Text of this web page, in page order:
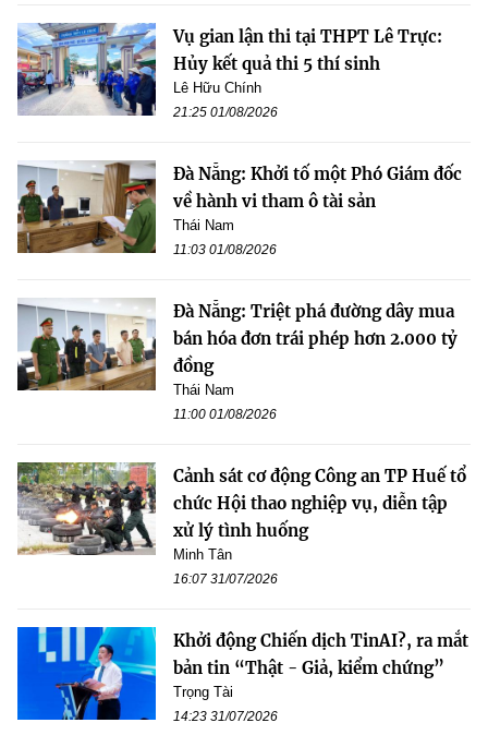
Vụ gian lận thi tại THPT Lê Trực:
Hủy kết quả thi 5 thí sinh
Lê Hữu Chính
21:25 01/08/2026
Đà Nẵng: Khởi tố một Phó Giám đốc
về hành vi tham ô tài sản
Thái Nam
11:03 01/08/2026
Đà Nẵng: Triệt phá đường dây mua
bán hóa đơn trái phép hơn 2.000 tỷ
đồng
Thái Nam
11:00 01/08/2026
Cảnh sát cơ động Công an TP Huế tổ
chức Hội thao nghiệp vụ, diễn tập
xử lý tình huống
Minh Tân
16:07 31/07/2026
Khởi động Chiến dịch TinAI?, ra mắt
bản tin “Thật - Giả, kiểm chứng”
Trọng Tài
14:23 31/07/2026